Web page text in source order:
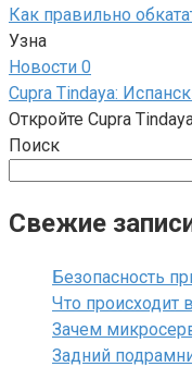
Как правильно
Узна
Новости 0
Cupra Tindaya:
Откройте Cupra
Поиск
Свежие
Безопасность
Что происходит
Зачем
Задний